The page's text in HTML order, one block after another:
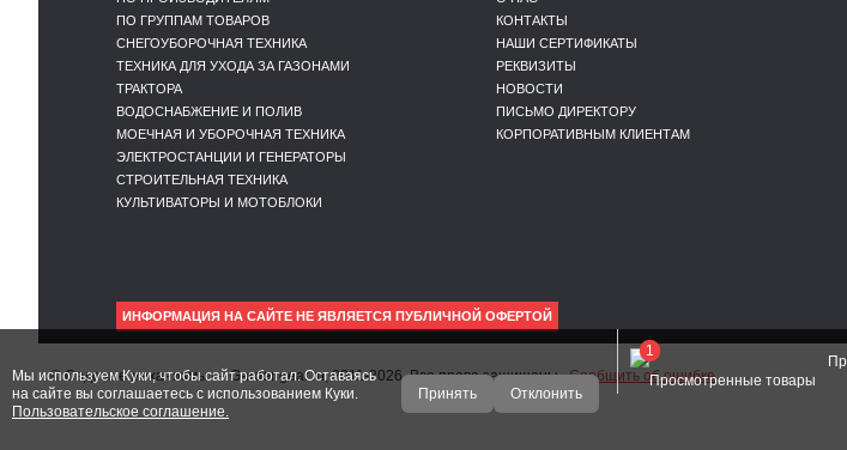
ПО ГРУППАМ ТОВАРОВ
СНЕГОУБОРОЧНАЯ ТЕХНИКА
ТЕХНИКА ДЛЯ УХОДА ЗА ГАЗОНАМИ
ТРАКТОРА
ВОДОСНАБЖЕНИЕ И ПОЛИВ
МОЕЧНАЯ И УБОРОЧНАЯ ТЕХНИКА
ЭЛЕКТРОСТАНЦИИ И ГЕНЕРАТОРЫ
СТРОИТЕЛЬНАЯ ТЕХНИКА
КУЛЬТИВАТОРЫ И МОТОБЛОКИ
КОНТАКТЫ
НАШИ СЕРТИФИКАТЫ
РЕКВИЗИТЫ
НОВОСТИ
ПИСЬМО ДИРЕКТОРУ
КОРПОРАТИВНЫМ КЛИЕНТАМ
ИНФОРМАЦИЯ НА САЙТЕ НЕ ЯВЛЯЕТСЯ ПУБЛИЧНОЙ ОФЕРТОЙ
© Садовые механизмы — Gardengear.ru, 2011-2026. Все права защищены.Сообщить об ошибке
1
Мы используем Куки, чтобы сайт работал. Оставаясь
на сайте вы соглашаетесь с использованием Куки.
Пользовательское соглашение.
Принять Отклонить